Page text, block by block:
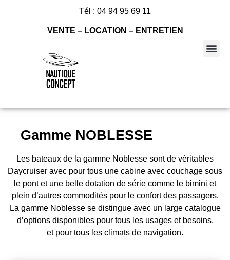
Tél : 04 94 95 69 11
VENTE – LOCATION – ENTRETIEN
Gamme NOBLESSE
Les bateaux de la gamme Noblesse sont de véritables
Daycruiser avec pour tous une cabine avec couchage sous
le pont et une belle dotation de série comme le bimini et
plein d’autres commodités pour le confort des passagers.
La gamme Noblesse se distingue avec un large catalogue
d’options disponibles pour tous les usages et besoins,
et pour tous les climats de navigation.